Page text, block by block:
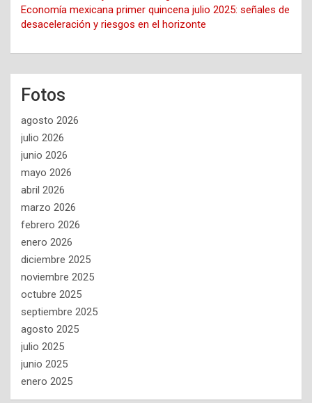
Economía mexicana primer quincena julio 2025: señales de
desaceleración y riesgos en el horizonte
Fotos
agosto 2026
julio 2026
junio 2026
mayo 2026
abril 2026
marzo 2026
febrero 2026
enero 2026
diciembre 2025
noviembre 2025
octubre 2025
septiembre 2025
agosto 2025
julio 2025
junio 2025
enero 2025